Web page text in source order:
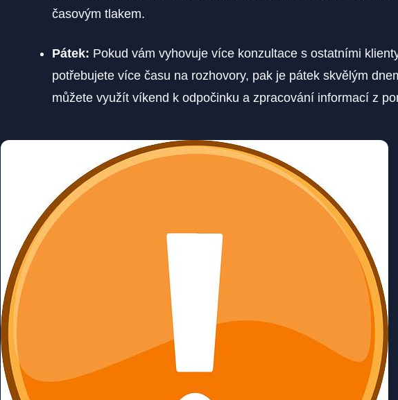
časovým tlakem.
Pátek: Pokud vám vyhovuje více konzultace s ostatními
potřebujete více času na rozhovory, pak je pátek skvělým
můžete využít víkend k odpočinku a zpracování informací z